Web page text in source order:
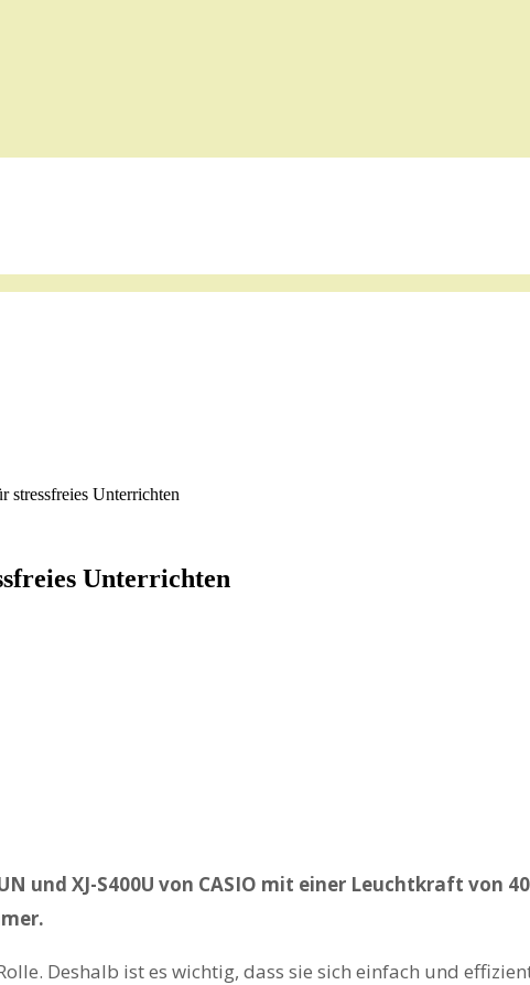
stressfreies Unterrichten
Unterrichten
und XJ-S400U von CASIO mit einer Leuchtkraft von
Deshalb ist es wichtig, dass sie sich einfach und